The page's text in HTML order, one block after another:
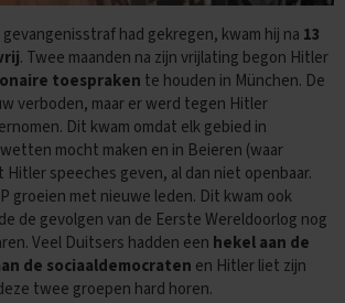
had gekregen, kwam hij na 13
. Twee maanden na zijn vrijlating begon Hitler
toespraken te houden in München. De
verboden, maar er werd tegen Hitler
Dit kwam omdat elk gebied in
mocht maken en in Beieren (waar
speeches geven, al dan niet openbaar.
groeien met nieuwe leden. Dit kwam ook
de gevolgen van de Eerste Wereldoorlog nog
Veel Duitsers hadden een hekel aan de
de sociaaldemocraten en Hitler liet zijn
twee groepen hard horen.